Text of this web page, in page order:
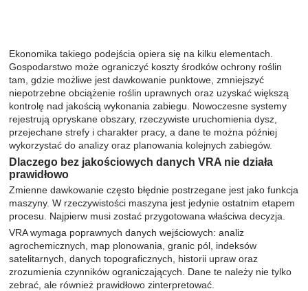
Ekonomika takiego podejścia opiera się na kilku elementach.
Gospodarstwo może ograniczyć koszty środków ochrony roślin
tam, gdzie możliwe jest dawkowanie punktowe, zmniejszyć
niepotrzebne obciążenie roślin uprawnych oraz uzyskać większą
kontrolę nad jakością wykonania zabiegu. Nowoczesne systemy
rejestrują opryskane obszary, rzeczywiste uruchomienia dysz,
przejechane strefy i charakter pracy, a dane te można później
wykorzystać do analizy oraz planowania kolejnych zabiegów.
Dlaczego bez jakościowych danych VRA nie działa
prawidłowo
Zmienne dawkowanie często błędnie postrzegane jest jako funkcja
maszyny. W rzeczywistości maszyna jest jedynie ostatnim etapem
procesu. Najpierw musi zostać przygotowana właściwa decyzja.
VRA wymaga poprawnych danych wejściowych: analiz
agrochemicznych, map plonowania, granic pól, indeksów
satelitarnych, danych topograficznych, historii upraw oraz
zrozumienia czynników ograniczających. Dane te należy nie tylko
zebrać, ale również prawidłowo zinterpretować.